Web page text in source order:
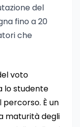
del
fino a 20
che
voto
lo studente
È un
maturità degli